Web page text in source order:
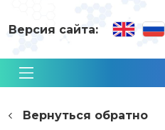
Версия сайта:
Вернуться обратно